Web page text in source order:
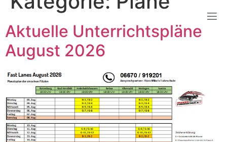
Aktuelle Unterrichtspläne
August 2026